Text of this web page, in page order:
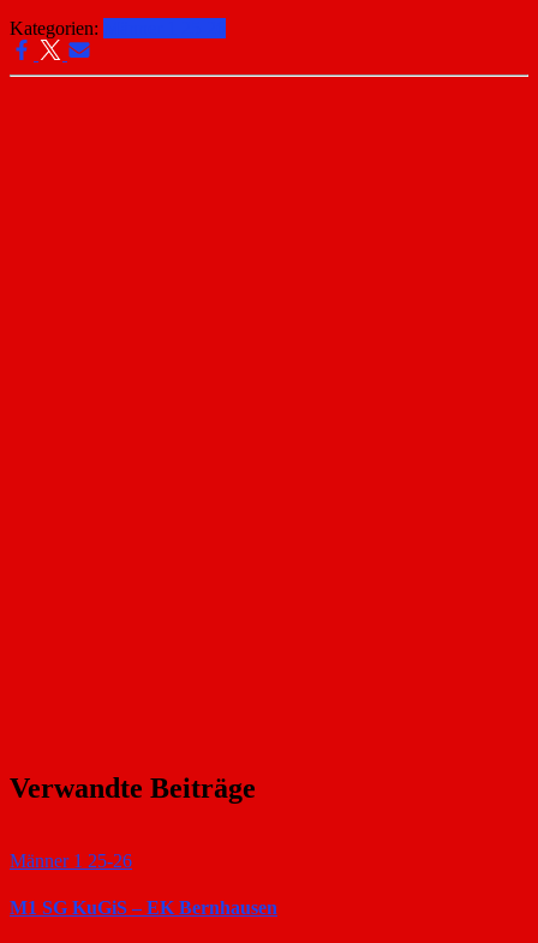
Kategorien:
Verwandte Beiträge
Männer 1 25-26
M1 SG KuGiS – EK Bernhausen